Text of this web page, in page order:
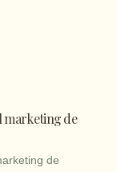
marketing de
de